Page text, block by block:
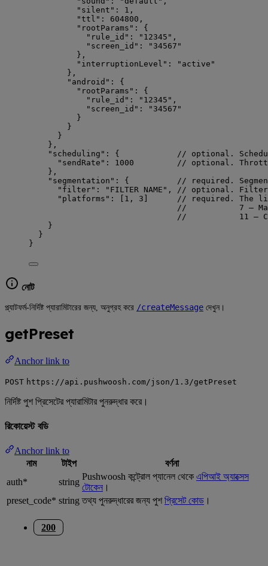
"silent" : 1 ,
"ttl" : 604800 ,
"rootParams" : {
"rule_id" : " 12345 " ,
"screen_id" : " 34567 "
},
"interruptionLevel" : " active "
},
"android" : {
"rootParams" : {
"rule_id" : " 12345 " ,
"screen_id" : " 34567 "
}
}
}
},
"scheduling" : { // optional.
"sendRate" : 1000
// optional.
},
"segmentation" : { // required.
"filter" : " FILTER NAME " , // optional. Filter
"platforms" : [ 1 , 3
// required. The
//           7 — Mac
//           11 —
}
}
}
নোট
প্ল্যাটফর্ম-নির্দিষ্ট প্যারামিটারের জন্য, অনুগ্রহ করে /createMessage দেখুন।
getPreset
Anchor link to
POST https://api.pushwoosh.com/json/1.3/getPreset
নির্দিষ্ট পুশ প্রিসেটের প্যারামিটার পুনরুদ্ধার করে।
রিকোয়েস্ট বডি
Anchor link to
নাম
টাইপ
বর্ণনা
auth*
string
Pushwoosh কন্ট্রোল প্যানেল থেকে এপিআই অ্যাক্সেস
টোকেন ।
preset_code* string তথ্য পুনরুদ্ধারের জন্য পুশপ্রিসেট কোড ।
200